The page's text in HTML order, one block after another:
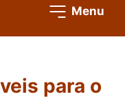
Menu
para o